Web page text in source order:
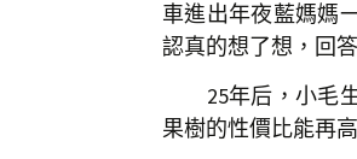
車進出年夜藍媽媽
認真的想了想，回
25年后，小毛生
果樹的性價比能再